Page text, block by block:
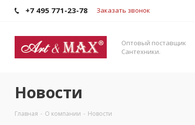
+7 495 771-23-78 Заказать звонок
Оптовый поставщик
Сантехники.
Новости
Главная - О компании - Новости